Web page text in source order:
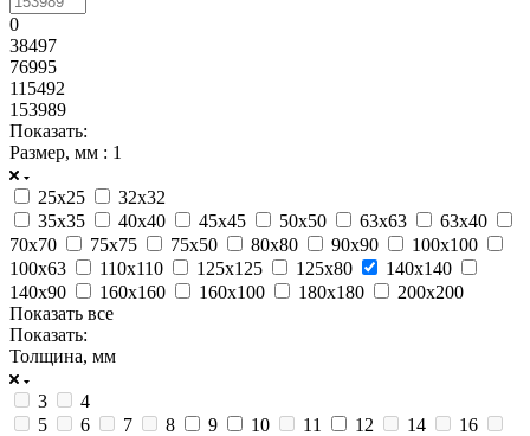
0
38497
76995
115492
153989
Показать:
Размер, мм : 1
25x25
32x32
35x35
40x40 45x45 50x50 63x63
63х40
70x70
75x75 75х50 80x80 90x90
100x100
100х63
110x110 125x125 125х80
140x140
140х90
160x160 160х100 180x180
200x200
Показать все
Показать:
Толщина, мм
3
4
5
6 7 8 9 10 11 12 14
16